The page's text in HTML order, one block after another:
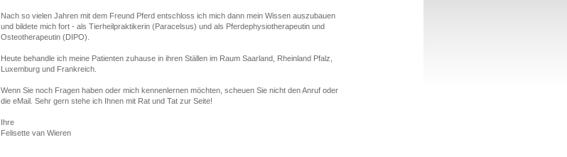
Nach so vielen Jahren mit dem Freund Pferd entschloss ich mich dann mein Wissen auszubauen
und bildete mich fort - als Tierheilpraktikerin (Paracelsus) und als Pferdephysiotherapeutin und
Osteotherapeutin (DIPO).
Heute behandle ich meine Patienten zuhause in ihren Ställen im Raum Saarland, Rheinland Pfalz,
Luxemburg und Frankreich.
Wenn Sie noch Fragen haben oder mich kennenlernen möchten, scheuen Sie nicht den Anruf oder
die eMail. Sehr gern stehe ich Ihnen mit Rat und Tat zur Seite!
Ihre
Felisette van Wieren